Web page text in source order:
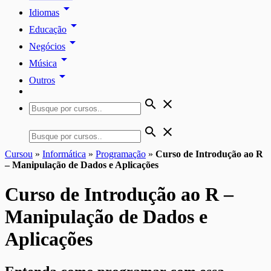
Idiomas arrow_drop_down
Educação arrow_drop_down
Negócios arrow_drop_down
Música arrow_drop_down
Outros arrow_drop_down
search close
search close
Cursou » Informática » Programação » Curso de Introdução ao R
– Manipulação de Dados e Aplicações
Curso de Introdução ao R –
Manipulação de Dados e
Aplicações